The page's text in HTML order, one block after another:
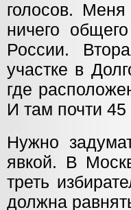
голосов.
ничего
России.
участке в
где
И там почти
Нужно
явкой. В
треть
должна